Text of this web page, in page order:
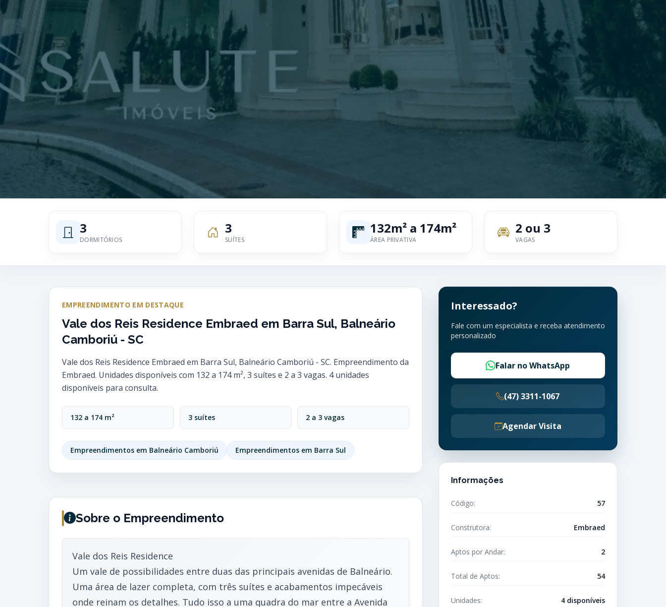
3
DORMITÓRIOS
3
SUÍTES
132m² a 174m²
ÁREA PRIVATIVA
2 ou 3
VAGAS
EMPREENDIMENTO EM DESTAQUE
Vale dos Reis Residence Embraed em Barra Sul, Balneário
Camboriú - SC
Vale dos Reis Residence Embraed em Barra Sul, Balneário Camboriú - SC. Empreendimento da
Embraed. Unidades disponíveis com 132 a 174 m², 3 suítes e 2 a 3 vagas. 4 unidades
disponíveis para consulta.
132 a 174 m² 3 suítes 2 a 3 vagas
Empreendimentos em Balneário Camboriú Empreendimentos em Barra Sul
Sobre o Empreendimento
Vale dos Reis Residence
Um vale de possibilidades entre duas das principais avenidas de Balneário.
Uma área de lazer completa, com três suítes e acabamentos impecáveis
onde reinam os detalhes. Tudo isso a uma quadra do mar entre a Avenida
Interessado?
Fale com um especialista e receba atendimento
personalizado
Falar no WhatsApp
(47) 3311-1067
Agendar Visita
Informações
Código: 57
Construtora: Embraed
Aptos por Andar: 2
Total de Aptos: 54
Unidades: 4 disponíveis